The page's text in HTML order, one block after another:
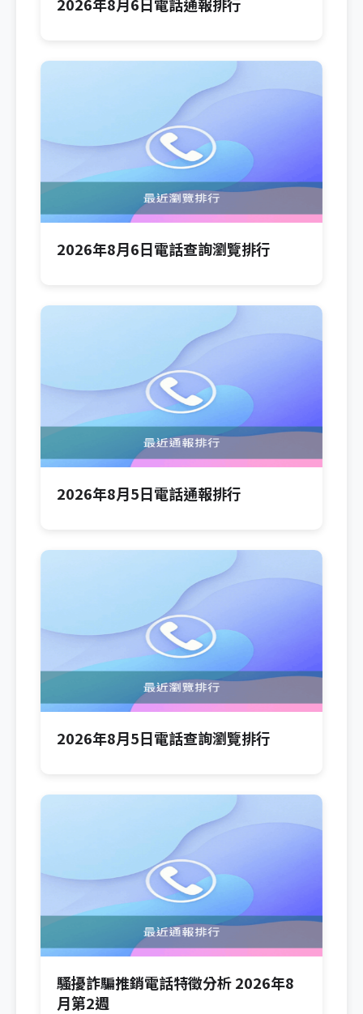
2026年8月6日電話查詢瀏覽排行
2026年8月5日電話通報排行
2026年8月5日電話查詢瀏覽排行
騷擾詐騙推銷電話特徵分析 2026年8
月第2週